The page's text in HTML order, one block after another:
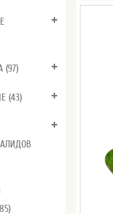
(97)
(43)